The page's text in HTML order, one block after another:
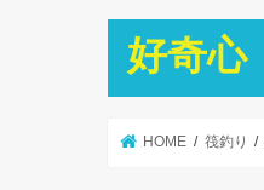
好奇心
HOME 筏釣り